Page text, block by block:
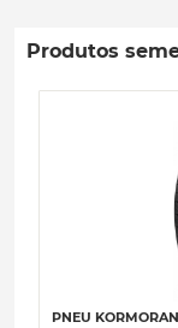
Produtos
PNEU